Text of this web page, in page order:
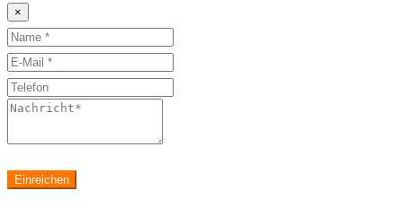
×
Einreichen